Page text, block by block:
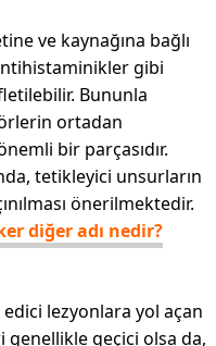
ve kaynağına bağlı
gibi
Bununla
ortadan
bir parçasıdır.
tetikleyici unsurların
önerilmektedir.
diğer adı nedir?
edici lezyonlara yol açan
genellikle geçici olsa da,